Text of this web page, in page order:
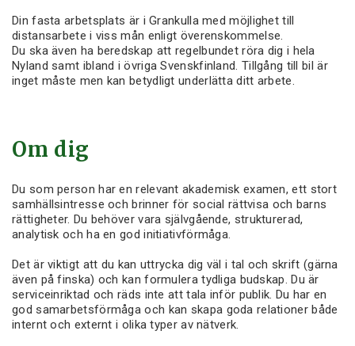
Din fasta arbetsplats är i Grankulla med möjlighet till
distansarbete i viss mån enligt överenskommelse.
Du ska även ha beredskap att regelbundet röra dig i hela
Nyland samt ibland i övriga Svenskfinland. Tillgång till bil är
inget måste men kan betydligt underlätta ditt arbete.
Om dig
Du som person har en relevant akademisk examen, ett stort
samhällsintresse och brinner för social rättvisa och barns
rättigheter. Du behöver vara självgående, strukturerad,
analytisk och ha en god initiativförmåga.
Det är viktigt att du kan uttrycka dig väl i tal och skrift (gärna
även på finska) och kan formulera tydliga budskap. Du är
serviceinriktad och räds inte att tala inför publik. Du har en
god samarbetsförmåga och kan skapa goda relationer både
internt och externt i olika typer av nätverk.